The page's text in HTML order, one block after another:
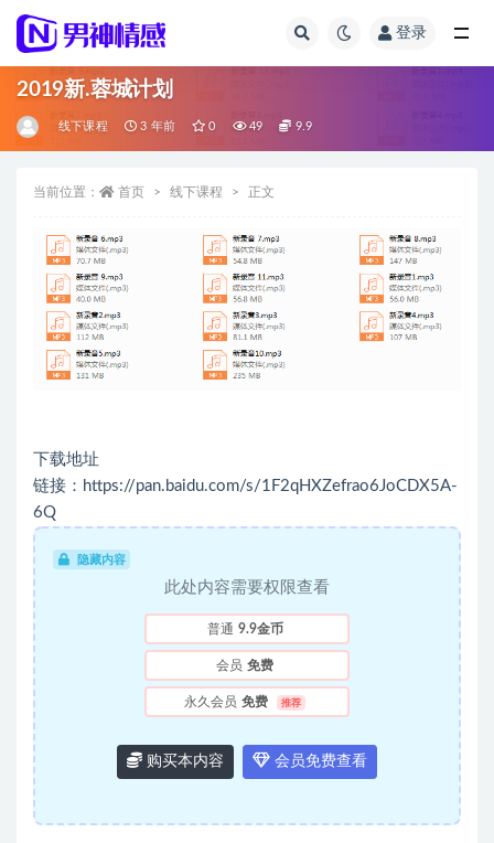
登录
2019新.蓉城计划
线下课程 3 年前 0 49 9.9
当前位置： 首页 线下课程 正文
下载地址
链接：https://pan.baidu.com/s/1F2qHXZefrao6JoCDX5A-
6Q
隐藏内容
此处内容需要权限查看
普通 9.9金币
会员 免费
永久会员 免费 推荐
购买本内容 会员免费查看